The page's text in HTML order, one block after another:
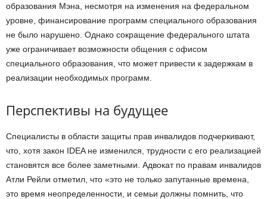
образования Мэна, несмотря на изменения на федеральном
уровне, финансирование программ специального образования
не было нарушено. Однако сокращение федерального штата
уже ограничивает возможности общения с офисом
специального образования, что может привести к задержкам в
реализации необходимых программ.
Перспективы на будущее
Специалисты в области защиты прав инвалидов подчеркивают,
что, хотя закон IDEA не изменился, трудности с его реализацией
становятся все более заметными. Адвокат по правам инвалидов
Атли Рейли отметил, что «это не только запутанные времена,
это время неопределенности, и семьи должны помнить, что